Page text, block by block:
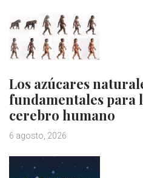
Los azúcares
fundamentales para
cerebro humano
6 agosto, 2026